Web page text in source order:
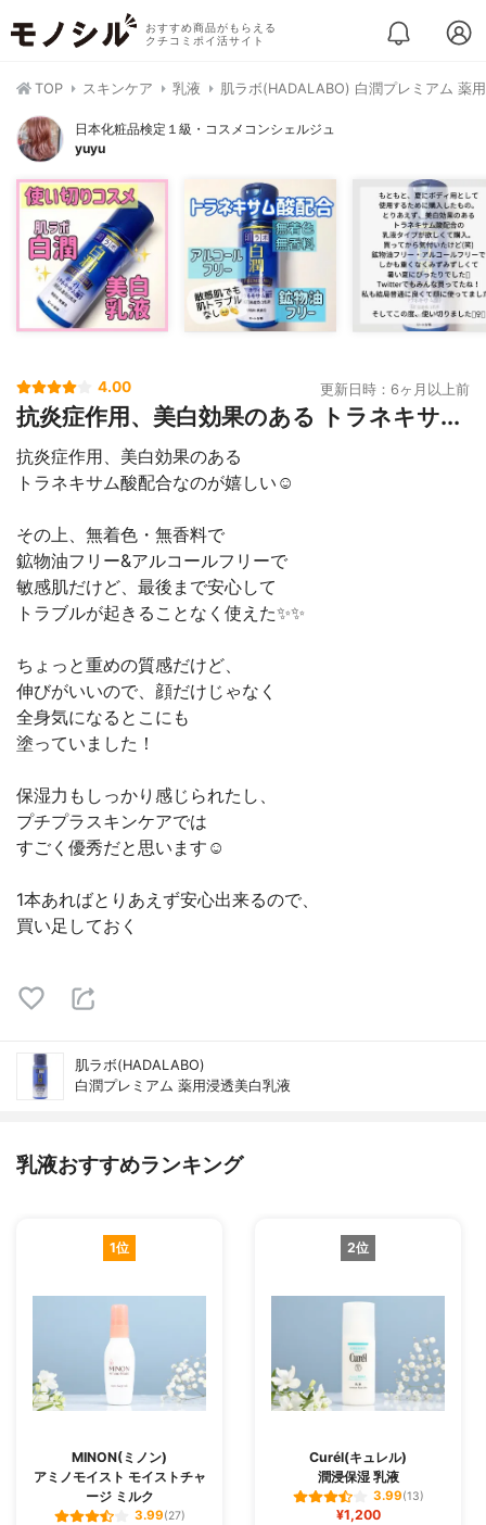
おすすめ商品がもらえる
クチコミポイ活サイト
TOP スキンケア 乳液 肌ラボ(HADALABO) 白潤プレミアム 薬
日本化粧品検定１級・コスメコンシェルジュ
yuyu
4.00 更新日時：6ヶ月以上前
抗炎症作用、美白効果のある トラネキサ...
抗炎症作用、美白効果のある
トラネキサム酸配合なのが嬉しい☺️
その上、無着色・無香料で
鉱物油フリー&アルコールフリーで
敏感肌だけど、最後まで安心して
トラブルが起きることなく使えた✨✨
ちょっと重めの質感だけど、
伸びがいいので、顔だけじゃなく
全身気になるとこにも
塗っていました！
保湿力もしっかり感じられたし、
プチプラスキンケアでは
すごく優秀だと思います☺️
1本あればとりあえず安心出来るので、
買い足しておく
肌ラボ(HADALABO)
白潤プレミアム 薬用浸透美白乳液
乳液おすすめランキング
1位
MINON(ミノン)
アミノモイスト モイストチャ
ージ ミルク
3.99(27)
2位
Curél(キュレル)
潤浸保湿 乳液
3.99(13)
¥1,200